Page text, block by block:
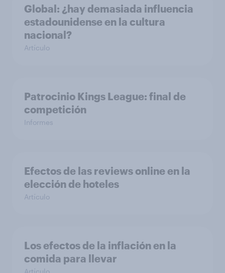
Global: ¿hay demasiada influencia
estadounidense en la cultura
nacional?
Artículo
Patrocinio Kings League: final de
competición
Informes
Efectos de las reviews online en la
elección de hoteles
Artículo
Los efectos de la inflación en la
comida para llevar
Artículo